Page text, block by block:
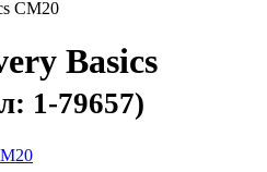
CM20
Basics
1-79657)